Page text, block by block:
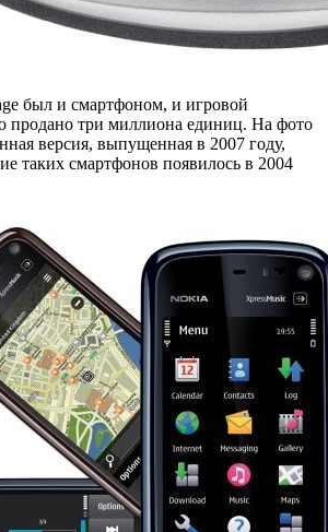
был и смартфоном, и игровой
продано три миллиона единиц. На фото
версия, выпущенная в 2007 году,
таких смартфонов появилось в 2004